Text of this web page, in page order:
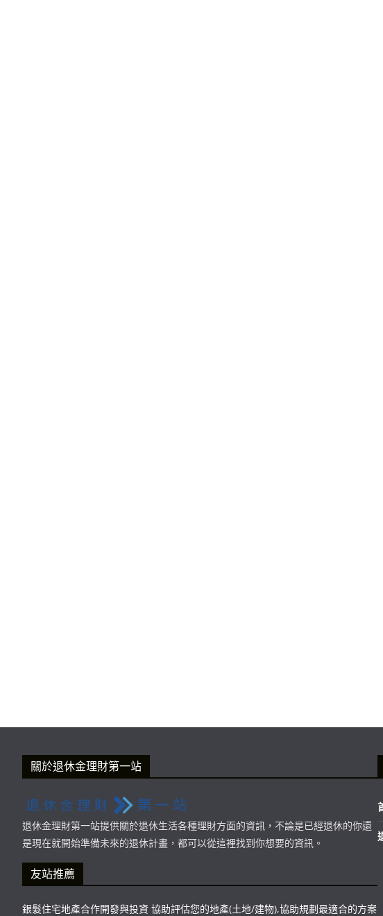
關於退休金理財第一站
退休金理財第一站提供關於退休生活各種理財方面的資訊，不論是已經退休的你還
是現在就開始準備未來的退休計畫，都可以從這裡找到你想要的資訊。
友站推薦
銀髮住宅地產合作開發與投資 協助評估您的地產(土地/建物),協助規劃最適合的方案